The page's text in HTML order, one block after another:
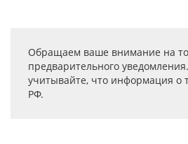
Обращаем ваше внимание на
предварительного
учитывайте, что информация о
РФ.